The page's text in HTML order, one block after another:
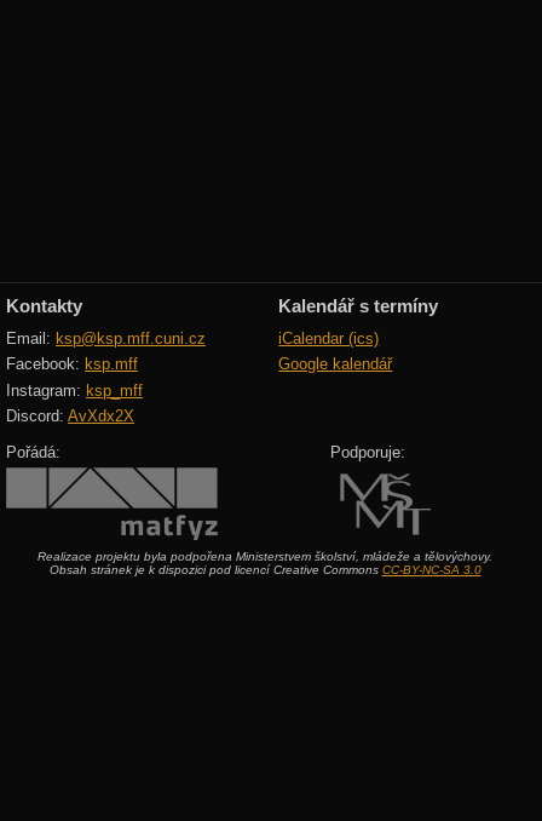
Kontakty
Email: ksp@ksp.mff.cuni.cz
Facebook: ksp.mff
Instagram: ksp_mff
Discord: AvXdx2X
Kalendář s termíny
iCalendar (ics)
Google kalendář
Pořádá: Podporuje:
Realizace projektu byla podpořena Ministerstvem školství, mládeže a tělovýchovy.
Obsah stránek je k dispozici pod licencí Creative Commons CC-BY-NC-SA 3.0